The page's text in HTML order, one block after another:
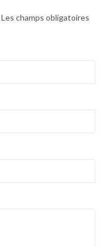
Les champs obligatoires